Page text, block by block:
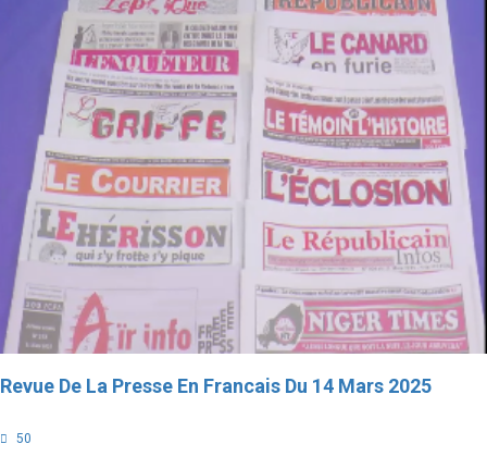
Revue De La Presse En Francais Du 14 Mars 2025
50